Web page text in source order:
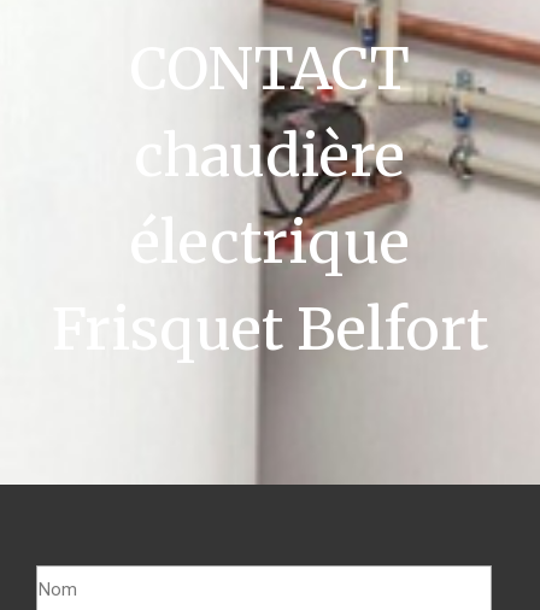
CONTACT
chaudière
électrique
Frisquet Belfort